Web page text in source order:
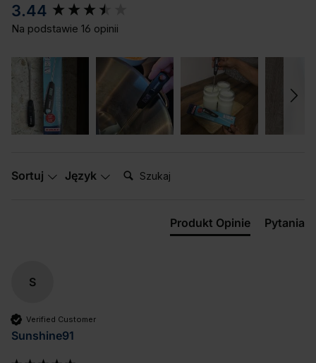
3.44
Na podstawie 16 opinii
Sortuj Język Szukaj:
Produkt Opinie Pytania
S
Verified Customer
Sunshine91
New content loaded